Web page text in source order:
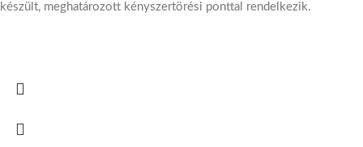
készült, meghatározott kényszertörési ponttal rendelkezik.